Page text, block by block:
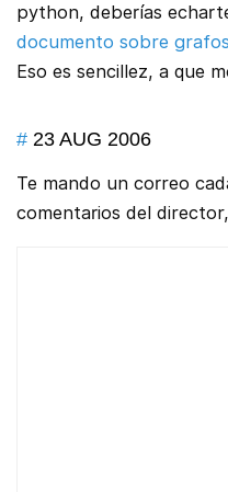
python, deberías
documento sobre grafos
Eso es sencillez, a que
# 23 AUG 2006
Te mando un correo
comentarios del